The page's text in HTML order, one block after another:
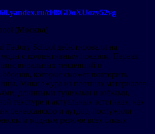
d/l8GDoXUozv52vg
(Москва)
Factory School дебютировали на
с коллективным показом. Первая
виральных тенденций и
которые сможет повторить
Микс ажура из плотных материалов,
длинными туниками и юбками,
текстуре и актуальных эстетиках, как
ренессанскор и аутдор, послужили
и модным резюме всех самых